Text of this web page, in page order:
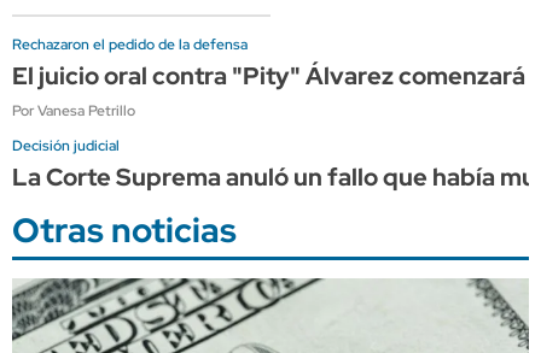
Rechazaron el pedido de la defensa
El juicio oral contra "Pity" Álvarez comenzará
Por Vanesa Petrillo
Decisión judicial
La Corte Suprema anuló un fallo que había
Otras noticias